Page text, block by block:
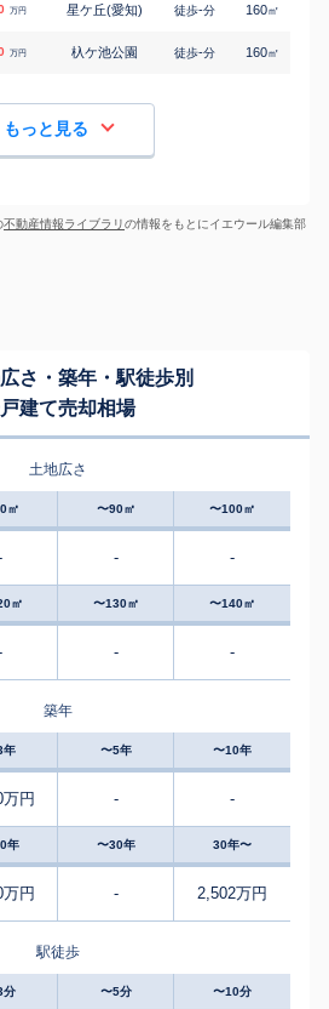
万円 星ケ丘(愛知) 徒歩-分 160㎡
万円 杁ケ池公園 徒歩-分 160㎡
もっと見る
不動産情報ライブラリの情報をもとにイエウール編集部
さ・築年・駅徒歩別
建て売却相場
土地広さ
㎡ 〜90㎡ 〜100㎡
- -
㎡ 〜130㎡ 〜140㎡
- -
築年
年 〜5年 〜10年
万円 - -
年 〜30年 30年〜
万円 - 2,502万円
駅徒歩
分 〜5分 〜10分